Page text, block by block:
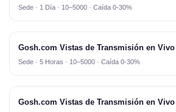
Sede · 1 Día · 10–5000 · Caída 0-30%
Gosh.com Vistas de Transmisión en Vivo
Sede · 5 Horas · 10–5000 · Caída 0-30%
Gosh.com Vistas de Transmisión en Vivo